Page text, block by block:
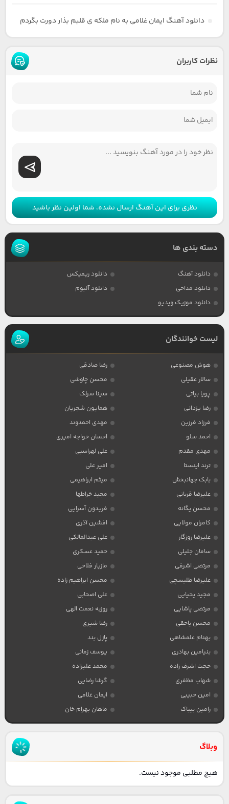
دانلود آهنگ ایمان غلامی به نام ملکه ی قلبم بذار دورت بگردم
نظرات کاربران
نظری برای این آهنگ ارسال نشده، شما اولین نظر باشید
دسته بندی ها
دانلود آهنگ
دانلود ریمیکس
دانلود مداحی
دانلود آلبوم
دانلود موزیک ویدیو
لیست خوانندگان
هوش مصنوعی
رضا صادقی
سالار عقیلی
محسن چاوشی
پویا بیاتی
سینا سرلک
رضا یزدانی
همایون شجریان
فرزاد فرزین
مهدی احمدوند
احمد سلو
احسان خواجه امیری
مهدی مقدم
علی لهراسبی
ترند اینستا
امیر علی
بابک جهانبخش
میثم ابراهیمی
علیرضا قربانی
مجید خراطها
محسن یگانه
فریدون آسرایی
کامران مولایی
افشین آذری
علیرضا روزگار
علی عبدالمالکی
سامان جلیلی
حمید عسکری
مرتضی اشرفی
مازیار فلاحی
علیرضا طلیسچی
محسن ابراهیم زاده
مجید یحیایی
علی اصحابی
مرتضی پاشایی
روزبه نعمت الهی
محسن یاحقی
رضا شیری
بهنام علمشاهی
پازل بند
بنیامین بهادری
یوسف زمانی
حجت اشرف زاده
محمد علیزاده
شهاب مظفری
گرشا رضایی
امین حبیبی
ایمان غلامی
رامین بیباک
ماهان بهرام خان
وبلاگ
هیچ مطلبی موجود نیست.